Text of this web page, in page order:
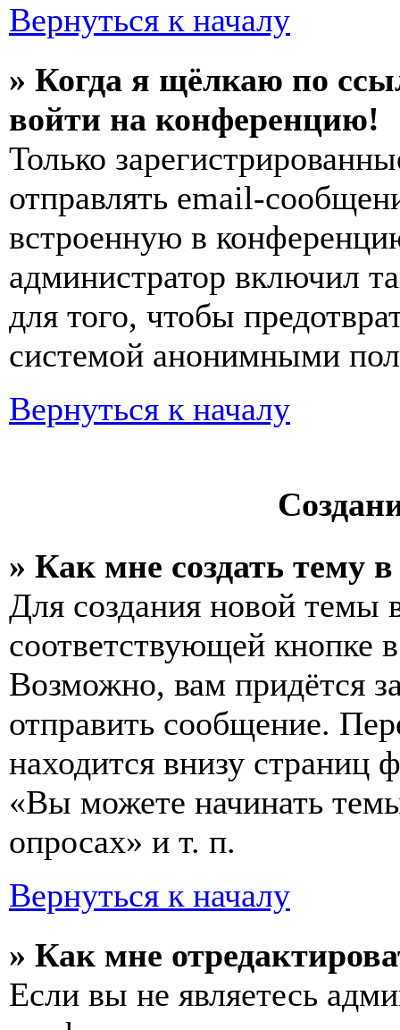
Вернуться к началу
» Когда я щёлкаю по
войти на конференцию!
Только
отправлять email-
встроенную в
администратор включил
для того, чтобы
системой анонимными
Вернуться к началу
» Как мне создать тему
Для создания новой темы
соответствующей кнопке
Возможно, вам придётся
отправить сообщение.
находится внизу
«Вы можете начинать
опросах» и т. п.
Вернуться к началу
» Как мне
Если вы не являетесь